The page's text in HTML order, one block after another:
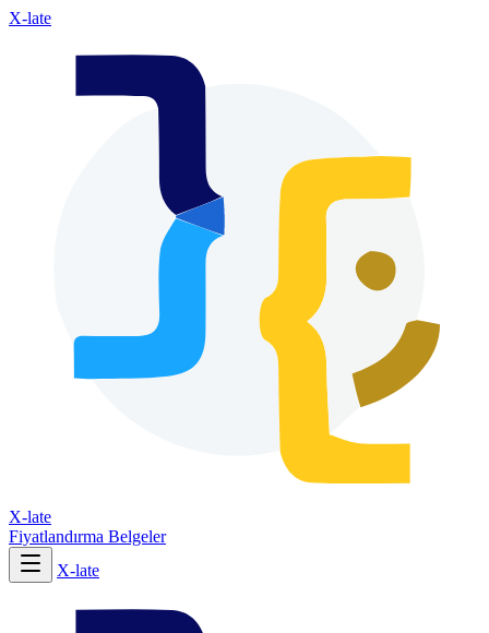
X-late
X-late
Fiyatlandırma Belgeler
X-late